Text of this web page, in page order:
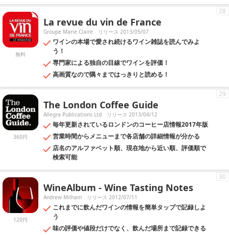
無料
La revue du vin de France
Groupe Marie Claire リリース 2013/05/07
ワインの本場で愛され続けるワイン雑誌を読んでみよ
う！
専門家による独自の目線でワインを評価！
高画質なので隅々まではっきりと読める！
28
360円
The London Coffee Guide
Allegra Publications Ltd リリース 2013/04/12
毎年更新されているロンドンのコーヒー店情報2017年版
営業時間からメニューまで各店舗の詳細情報が分かる
店名のアルファベット順、現在地から近い順、評価順で
検索可能
29
120円
WineAlbum - Wine Tasting Notes
Andrew Milham リリース 2012/07/11
これまでに飲んだワインの情報を簡単タップで記録しよ
う
味の評価や値段だけでなく、飲んだ場所まで記録できる
30